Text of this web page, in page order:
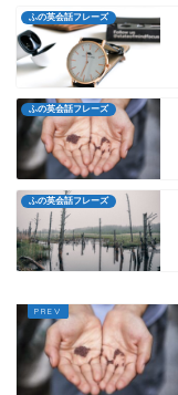
ふの英会話フレーズ
ふの英会話フレーズ
ふの英会話フレーズ